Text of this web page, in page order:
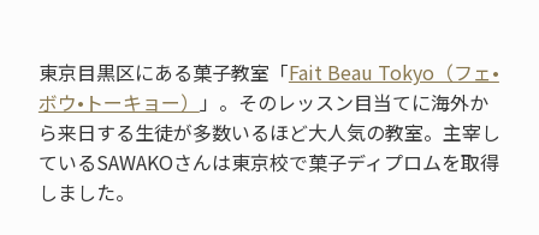
東京目黒区にある菓子教室「Fait Beau Tokyo（フェ•
ボウ•トーキョー）
」。そのレッスン目当てに海外か
ら来日する生徒が多数いるほど大人気の教室。主宰し
ているSAWAKOさんは東京校で菓子ディプロムを取得
しました。